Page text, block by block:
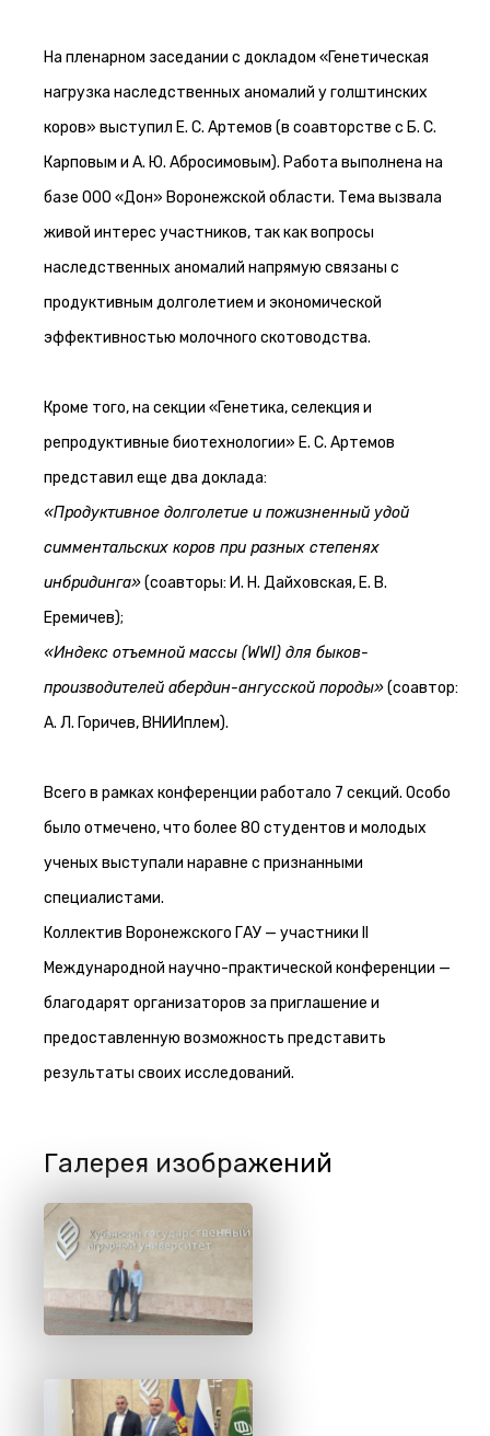
На пленарном заседании с докладом «Генетическая
нагрузка наследственных аномалий у голштинских
коров» выступил Е. С. Артемов (в соавторстве с Б. С.
Карповым и А. Ю. Абросимовым). Работа выполнена на
базе ООО «Дон» Воронежской области. Тема вызвала
живой интерес участников, так как вопросы
наследственных аномалий напрямую связаны с
продуктивным долголетием и экономической
эффективностью молочного скотоводства.
Кроме того, на секции «Генетика, селекция и
репродуктивные биотехнологии» Е. С. Артемов
представил еще два доклада:
«Продуктивное долголетие и пожизненный удой
симментальских коров при разных степенях
инбридинга»(соавторы: И. Н. Дайховская, Е. В.
Еремичев);
«Индекс отъемной массы (WWI) для быков-
производителей абердин-ангусской породы»(соавтор:
А. Л. Горичев, ВНИИплем).
Всего в рамках конференции работало 7 секций. Особо
было отмечено, что более 80 студентов и молодых
ученых выступали наравне с признанными
специалистами.
Коллектив Воронежского ГАУ — участники II
Международной научно-практической конференции —
благодарят организаторов за приглашение и
предоставленную возможность представить
результаты своих исследований.
Галерея изображений